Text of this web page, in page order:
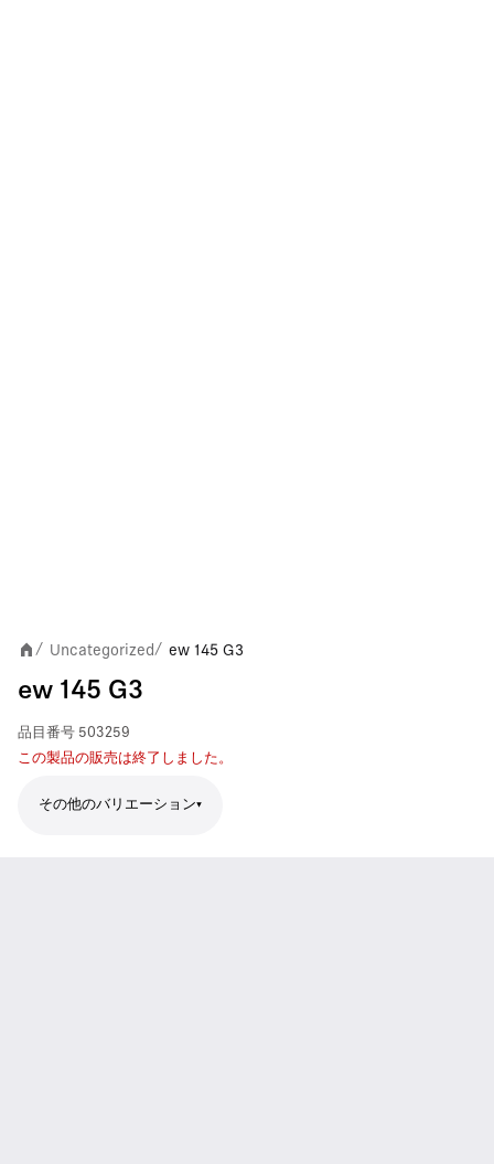
/ Uncategorized/ ew 145 G3
ew 145 G3
品目番号 503259
この製品の販売は終了しました。
その他のバリエーション